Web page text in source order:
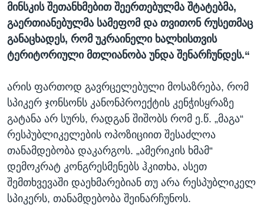
მინსკის შეთანხმებით შეერთებულმა შტატებმა,
გაერთიანებულმა სამეფომ და თვითონ რუსეთმაც
განაცხადეს, რომ უკრაინელი ხალხისთვის
ტერიტორიული მთლიანობა უნდა შენარჩუნდეს.“
არის ფართოდ გავრცელებული მოსაზრება, რომ
სპიკერ ჯონსონს კანონპროექტის კენჭისყრაზე
გატანა არ სურს, რადგან შიშობს რომ ე.წ. „მაგა“
რესპუბლიკელების ოპოზიციით შესაძლოა
თანამდებობა დაკარგოს. „ამერიკის ხმამ“
დემოკრატ კონგრესმენებს ჰკითხა, ასეთ
შემთხვევაში დაეხმარებიან თუ არა რესპუბლიკელ
სპიკერს, თანამდებობა შეინარჩუნოს.